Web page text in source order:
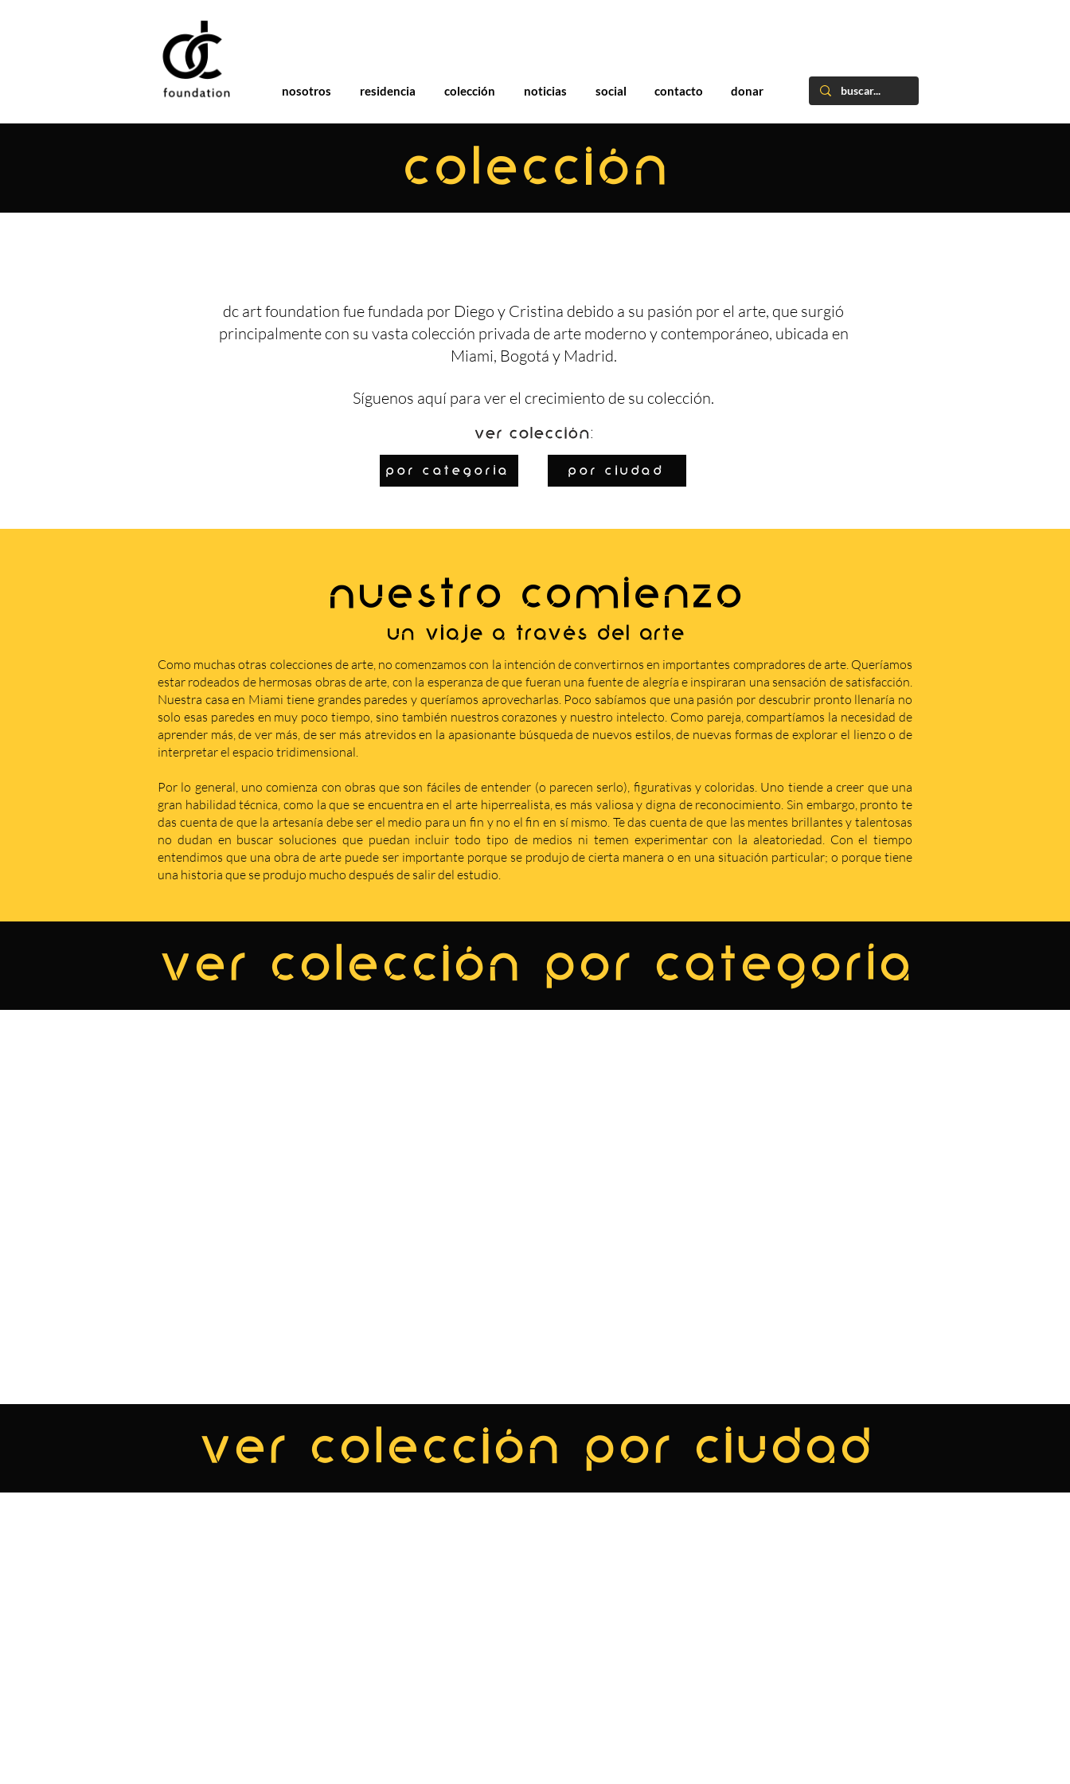
nosotros residencia colección noticias social contacto donar
COLECCIÓN
dc art foundation fue fundada por Diego y Cristina debido a su pasión por el arte, que surgió
principalmente con su vasta colección privada de arte moderno y contemporáneo, ubicada en
Miami, Bogotá y Madrid.
Síguenos aquí para ver el crecimiento de su colección.
Ver colección:
por categoría por ciudad
NUESTRO COMIENZO
Un viaje a través del arte
Como muchas otras colecciones de arte, no comenzamos con la intención de convertirnos en importantes compradores de arte. Queríamos
estar rodeados de hermosas obras de arte, con la esperanza de que fueran una fuente de alegría e inspiraran una sensación de satisfacción.
Nuestra casa en Miami tiene grandes paredes y queríamos aprovecharlas. Poco sabíamos que una pasión por descubrir pronto llenaría no
solo esas paredes en muy poco tiempo, sino también nuestros corazones y nuestro intelecto. Como pareja, compartíamos la necesidad de
aprender más, de ver más, de ser más atrevidos en la apasionante búsqueda de nuevos estilos, de nuevas formas de explorar el lienzo o de
interpretar el espacio tridimensional.
Por lo general, uno comienza con obras que son fáciles de entender (o parecen serlo), figurativas y coloridas. Uno tiende a creer que una
gran habilidad técnica, como la que se encuentra en el arte hiperrealista, es más valiosa y digna de reconocimiento. Sin embargo, pronto te
das cuenta de que la artesanía debe ser el medio para un fin y no el fin en sí mismo. Te das cuenta de que las mentes brillantes y talentosas
no dudan en buscar soluciones que puedan incluir todo tipo de medios ni temen experimentar con la aleatoriedad. Con el tiempo
entendimos que una obra de arte puede ser importante porque se produjo de cierta manera o en una situación particular; o porque tiene
una historia que se produjo mucho después de salir del estudio.
ver colección por categoría
ver colección por ciudad